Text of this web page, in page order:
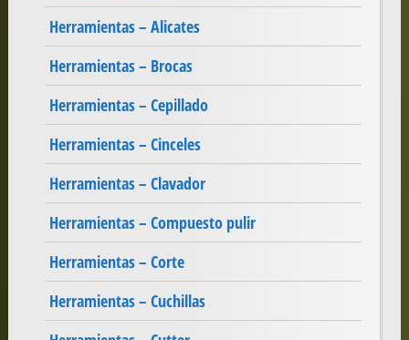
Herramientas – Alicates
Herramientas – Brocas
Herramientas – Cepillado
Herramientas – Cinceles
Herramientas – Clavador
Herramientas – Compuesto pulir
Herramientas – Corte
Herramientas – Cuchillas